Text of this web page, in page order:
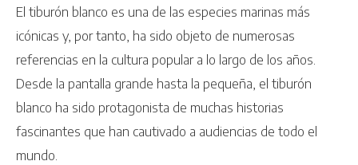
El tiburón blanco es una de las especies marinas más
icónicas y, por tanto, ha sido objeto de numerosas
referencias en la cultura popular a lo largo de los años.
Desde la pantalla grande hasta la pequeña, el tiburón
blanco ha sido protagonista de muchas historias
fascinantes que han cautivado a audiencias de todo el
mundo.